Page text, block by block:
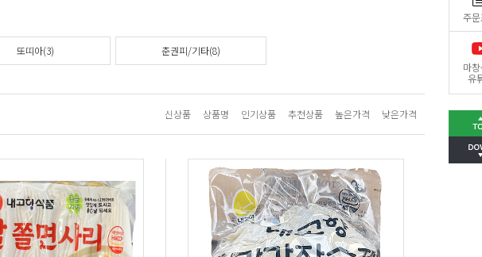
주
마
유
또띠아(3) 춘권피/기타(8)
신상품 상품명 인기상품 추천상품 높은가격 낮은가격